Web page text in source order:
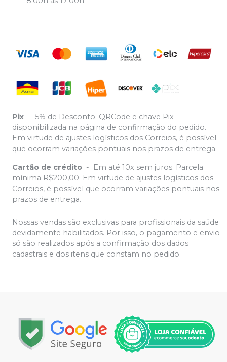
Pix - 5% de Desconto. QRCode e chave Pix
disponibilizada na página de confirmação do pedido.
Em virtude de ajustes logísticos dos Correios, é possível
que ocorram variações pontuais nos prazos de entrega.
Cartão de crédito -
Em até 10x sem juros. Parcela
mínima R$200,00. Em virtude de ajustes logísticos dos
Correios, é possível que ocorram variações pontuais nos
prazos de entrega.
Nossas vendas são exclusivas para profissionais da saúde
devidamente habilitados. Por isso, o pagamento e envio
só são realizados após a confirmação dos dados
cadastrais e dos itens que constam no pedido.